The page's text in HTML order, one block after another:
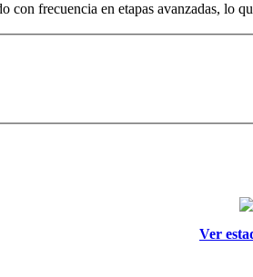
con frecuencia en etapas avanzadas,
Ver